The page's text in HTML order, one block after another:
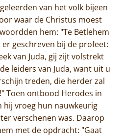
van het volk bijeen
waar de Christus moest
hem: "Te Betlehem
geschreven bij de profeet:
van Juda, gij zijt volstrekt
leiders van Juda, want uit u
treden, die herder zal
Toen ontbood Herodes in
hij vroeg hun nauwkeurig
verschenen was. Daarop
met de opdracht: "Gaat